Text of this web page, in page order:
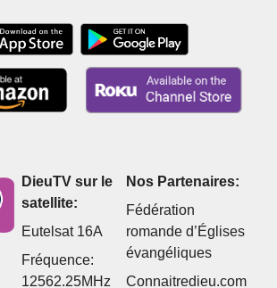
DieuTV sur le
satellite:
Eutelsat 16A
Fréquence:
12562.25MHz
Nos Partenaires:
Fédération
romande d’Églises
évangéliques
Connaitredieu.com